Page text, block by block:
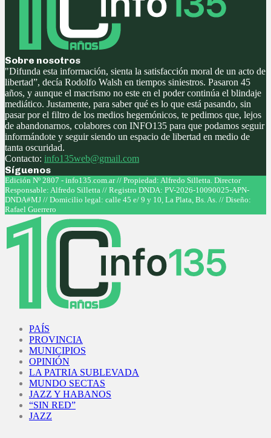
Sobre nosotros
"Difunda esta información, sienta la satisfacción moral de un acto de
libertad”, decía Rodolfo Walsh en tiempos siniestros. Pasaron 45
años, y aunque el macrismo no este en el poder continúa el blindaje
mediático. Justamente, para saber qué es lo que está pasando, sin
pasar por el filtro de los medios hegemónicos, te pedimos que, lejos
de abandonarnos, colabores con INFO135 para que podamos seguir
informándote y seguir siendo un espacio de libertad en medio de
tanta oscuridad.
Contacto: info135web@gmail.com
Síguenos
Facebook
Twitter
Instagram
Youtube
Edición Nº 2807 - info135.com.ar // Propiedad: Alfredo Silletta. Director
Responsable: Alfredo Silletta // Registro DNDA: PV-2026-10090025-APN-
DNDA#MJ // Domicilio legal: calle 45 e/ 9 y 10, La Plata, Bs. As. // Diseño:
Rafael Guerrero
PAÍS
PROVINCIA
MUNICIPIOS
OPINIÓN
LA PATRIA SUBLEVADA
MUNDO SECTAS
JAZZ Y HABANOS
“SIN RED”
JAZZ